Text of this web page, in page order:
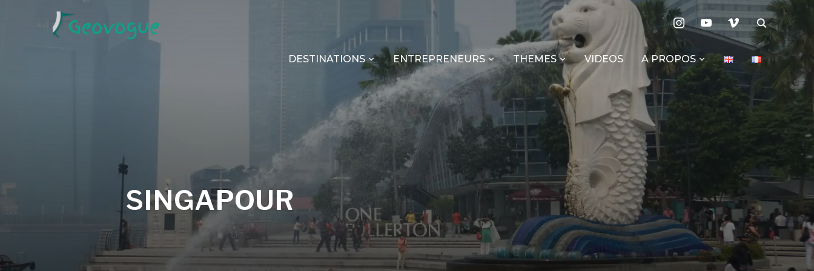
instagramyoutubevimeo
DESTINATIONS ENTREPRENEURS THEMES VIDEOS A PROPOS
SINGAPOUR